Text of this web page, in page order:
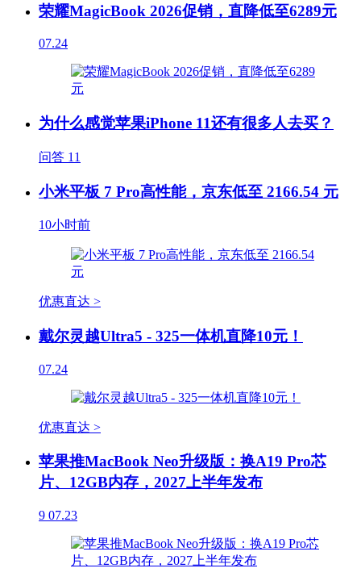
荣耀MagicBook 2026促销，直降低至6289元
07.24
为什么感觉苹果iPhone 11还有很多人去买？
问答 11
小米平板 7 Pro高性能，京东低至 2166.54 元
10小时前
优惠直达 >
戴尔灵越Ultra5 - 325一体机直降10元！
07.24
优惠直达 >
苹果推MacBook Neo升级版：换A19 Pro芯
片、12GB内存，2027上半年发布
9 07.23